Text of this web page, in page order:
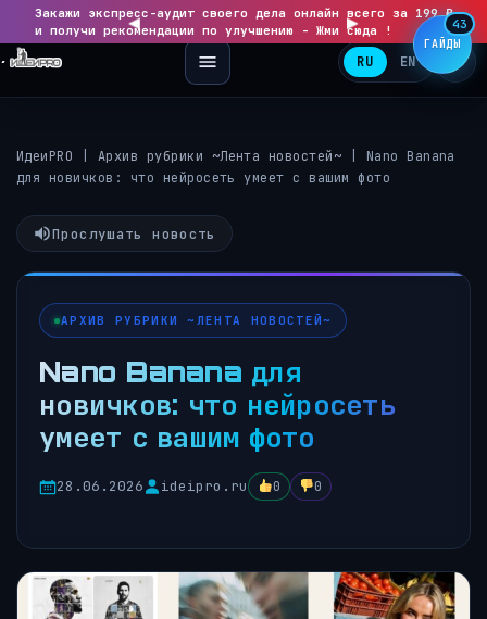
Закажи экспресс-аудит своего дела онлайн всего за 199 ₽
и получи рекомендации по улучшению - Жми сюда !
▶
RU EN
ИдеиPRO Архив рубрики ~Лента новостей~
Nano Banana
для новичков: что нейросеть умеет с вашим фото
Прослушать новость
АРХИВ РУБРИКИ ~ЛЕНТА НОВОСТЕЙ~
Nano Banana для
новичков: что нейросеть
умеет с вашим фото
28.06.2026 ideipro.ru 0 0
ГАЙДЫ
43